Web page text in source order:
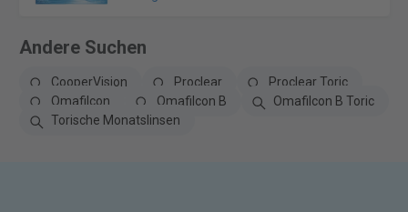
Andere Suchen
CooperVision Proclear
Proclear Toric
Omafilcon
Omafilcon B
Omafilcon B Toric
Torische Monatslinsen